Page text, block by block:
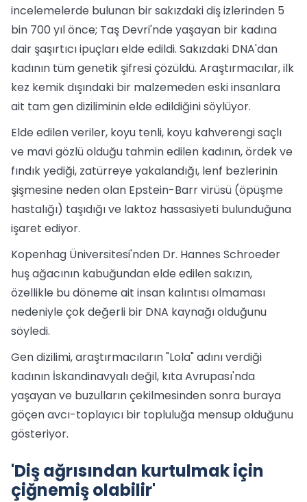
incelemelerde bulunan bir sakızdaki diş izlerinden 5
bin 700 yıl önce; Taş Devri'nde yaşayan bir kadına
dair şaşırtıcı ipuçları elde edildi. Sakızdaki DNA'dan
kadının tüm genetik şifresi çözüldü. Araştırmacılar, ilk
kez kemik dışındaki bir malzemeden eski insanlara
ait tam gen diziliminin elde edildiğini söylüyor.
Elde edilen veriler, koyu tenli, koyu kahverengi saçlı
ve mavi gözlü olduğu tahmin edilen kadının, ördek ve
fındık yediği, zatürreye yakalandığı, lenf bezlerinin
şişmesine neden olan Epstein-Barr virüsü (öpüşme
hastalığı) taşıdığı ve laktoz hassasiyeti bulunduğuna
işaret ediyor.
Kopenhag Üniversitesi'nden Dr. Hannes Schroeder
huş ağacının kabuğundan elde edilen sakızın,
özellikle bu döneme ait insan kalıntısı olmaması
nedeniyle çok değerli bir DNA kaynağı olduğunu
söyledi.
Gen dizilimi, araştırmacıların "Lola" adını verdiği
kadının İskandinavyalı değil, kıta Avrupası'nda
yaşayan ve buzulların çekilmesinden sonra buraya
göçen avcı-toplayıcı bir topluluğa mensup olduğunu
gösteriyor.
'Diş ağrısından kurtulmak için
çiğnemiş olabilir'